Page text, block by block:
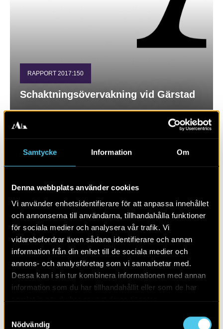
Samtycke Information Om
Denna webbplats använder cookies
Vi använder enhetsidentifierare för att anpassa innehållet
och annonserna till användarna, tillhandahålla funktioner
för sociala medier och analysera vår trafik. Vi
vidarebefordrar även sådana identifierare och annan
information från din enhet till de sociala medier och
annons- och analysföretag som vi samarbetar med.
Dessa kan i sin tur kombinera informationen med annan
information som du har tillhandahållit eller som de har
Nödvändig
RAPPORT 2017:150
Schaktningsövervakning vid Gärstad
RAPPORT 2017:70
Krapperups trädgård